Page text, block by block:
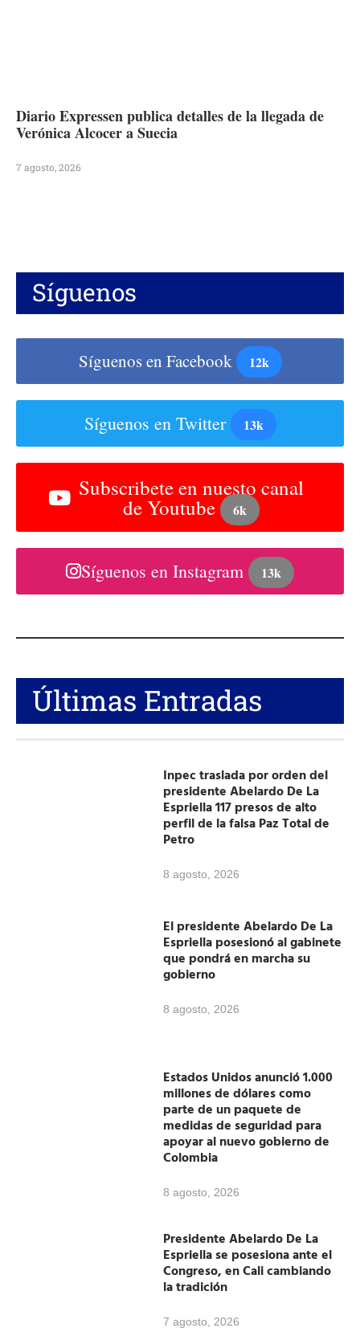
Diario Expressen publica detalles de la llegada de
Verónica Alcocer a Suecia
7 agosto, 2026
Síguenos
Síguenos en Facebook 12k
Síguenos en Twitter 13k
Subscribete en nuesto canal
de Youtube 6k
Síguenos en Instagram 13k
Últimas Entradas
Inpec traslada por orden del
presidente Abelardo De La
Espriella 117 presos de alto
perfil de la falsa Paz Total de
Petro
8 agosto, 2026
El presidente Abelardo De La
Espriella posesionó al gabinete
que pondrá en marcha su
gobierno
8 agosto, 2026
Estados Unidos anunció 1.000
millones de dólares como
parte de un paquete de
medidas de seguridad para
apoyar al nuevo gobierno de
Colombia
8 agosto, 2026
Presidente Abelardo De La
Espriella se posesiona ante el
Congreso, en Cali cambiando
la tradición
7 agosto, 2026